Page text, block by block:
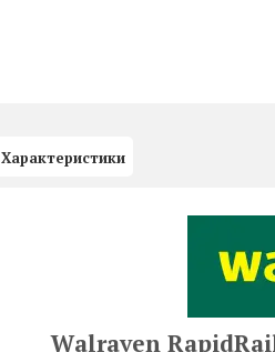
Характеристики
Walraven